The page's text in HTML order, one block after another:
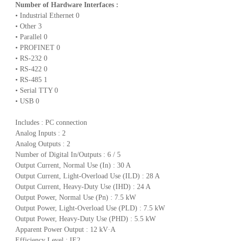
Number of Hardware Interfaces :
• Industrial Ethernet 0
• Other 3
• Parallel 0
• PROFINET 0
• RS-232 0
• RS-422 0
• RS-485 1
• Serial TTY 0
• USB 0
Includes : PC connection
Analog Inputs : 2
Analog Outputs : 2
Number of Digital In/Outputs : 6 / 5
Output Current, Normal Use (In) : 30 A
Output Current, Light-Overload Use (ILD) : 28 A
Output Current, Heavy-Duty Use (IHD) : 24 A
Output Power, Normal Use (Pn) : 7.5 kW
Output Power, Light-Overload Use (PLD) : 7.5 kW
Output Power, Heavy-Duty Use (PHD) : 5.5 kW
Apparent Power Output : 12 kV·A